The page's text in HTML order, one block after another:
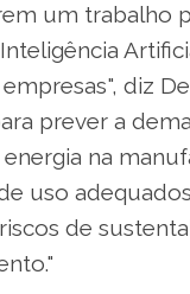
um trabalho
diz
prever a
na
uso
de